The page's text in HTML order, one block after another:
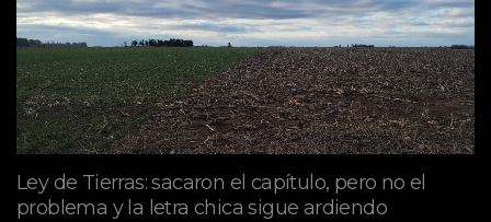
Ley de Tierras: sacaron el capítulo, pero no el
problema y la letra chica sigue ardiendo